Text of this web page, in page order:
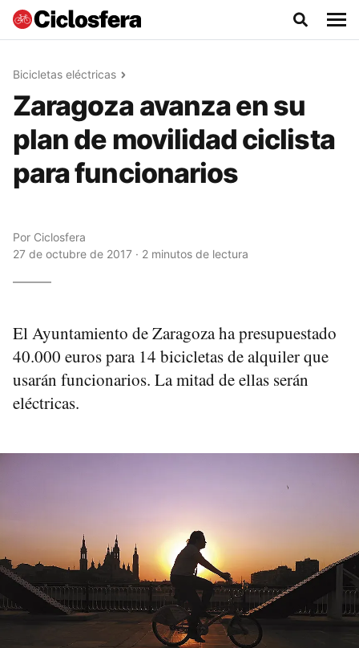
Bicicletas eléctricas
Zaragoza avanza en su
plan de movilidad ciclista
para funcionarios
Por Ciclosfera
27 de octubre de 2017 · 2 minutos de lectura
El Ayuntamiento de Zaragoza ha presupuestado
40.000 euros para 14 bicicletas de alquiler que
usarán funcionarios. La mitad de ellas serán
eléctricas.